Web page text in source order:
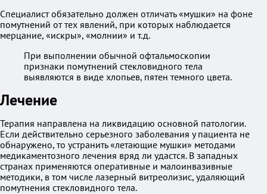
Специалист обязательно должен отличать «мушки» на фоне
помутнений от тех явлений, при которых наблюдается
мерцание, «искры», «молнии» и т.д.
При выполнении обычной офтальмоскопии
признаки помутнений стекловидного тела
выявляются в виде хлопьев, пятен темного цвета.
Лечение
Терапия направлена на ликвидацию основной патологии.
Если действительно серьезного заболевания у пациента не
обнаружено, то устранить «летающие мушки» методами
медикаментозного лечения вряд ли удастся. В западных
странах применяются оперативные и малоинвазивные
методики, в том числе лазерный витреолизис, удаляющий
помутнения стекловидного тела.